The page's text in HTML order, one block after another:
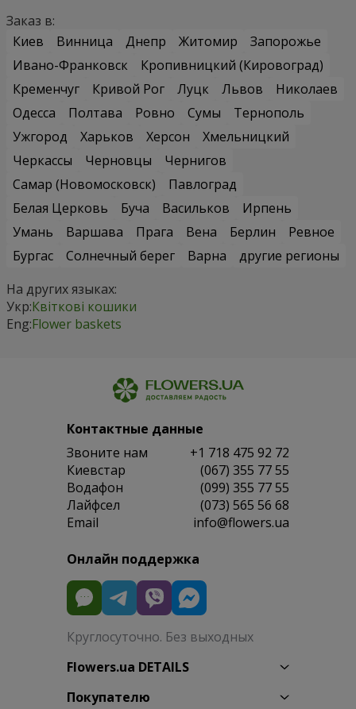
Заказ в:
Киев
Винница Днепр Житомир
Запорожье
Ивано-Франковск
Кропивницкий (Кировоград)
Кременчуг
Кривой Рог Луцк Львов
Николаев
Одесса
Полтава Ровно Сумы
Тернополь
Ужгород
Харьков Херсон
Хмельницкий
Черкассы
Черновцы
Чернигов
Самар (Новомосковск)
Павлоград
Белая Церковь
Буча Васильков
Ирпень
Умань
Варшава Прага Вена Берлин
Ревное
Бургас
Солнечный берег Варна
другие регионы
На других языках:
Укр:Квіткові кошики
Eng:Flower baskets
Контактные данные
Звоните нам
+1 718 475 92 72
Киевстар
(067) 355 77 55
Водафон
(099) 355 77 55
Лайфсел
(073) 565 56 68
Email
info@flowers.ua
Онлайн поддержка
Круглосуточно. Без выходных
Flowers.ua DETAILS
Покупателю